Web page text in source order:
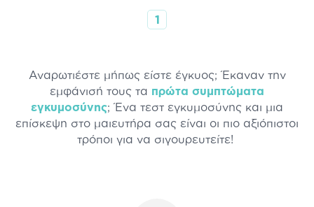
1
Αναρωτιέστε μήπως είστε έγκυος; Έκαναν την
εμφάνισή τους τα πρώτα συμπτώματα
εγκυμοσύνης; Ένα τεστ εγκυμοσύνης και μια
επίσκεψη στο μαιευτήρα σας είναι οι πιο αξιόπιστοι
τρόποι για να σιγουρευτείτε!